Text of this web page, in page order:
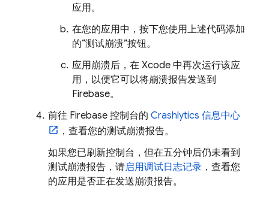
应用。
在您的应用中，按下您使用上述代码添加
的“测试崩溃”按钮。
应用崩溃后，在 Xcode 中再次运行该应
用，以便它可以将崩溃报告发送到
Firebase。
前往 Firebase 控制台的 Crashlytics 信息中心
，查看您的测试崩溃报告。
如果您已刷新控制台，但在五分钟后仍未看到
测试崩溃报告，请启用调试日志记录 ，查看您
的应用是否正在发送崩溃报告。